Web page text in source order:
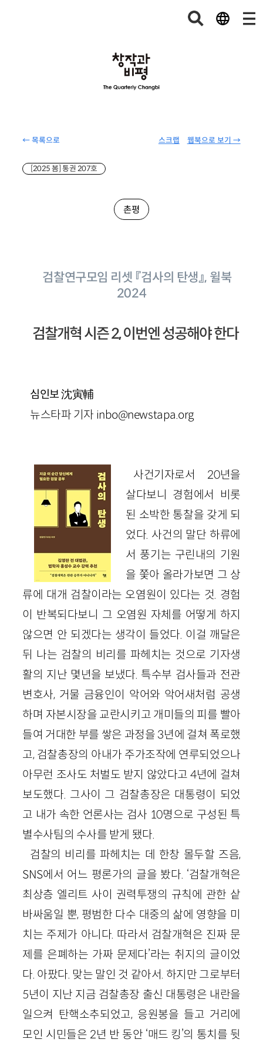
← 목록으로 웹북으로 보기 →
스크랩
[2025 봄] 통권 207호
촌평
검찰연구모임 리셋 『검사의 탄생』, 윌북
2024
검찰개혁 시즌 2, 이번엔 성공해야 한다
심인보沈寅輔
뉴스타파 기자 inbo@newstapa.org
사건기자로서 20년을
살다보니 경험에서 비롯
된 소박한 통찰을 갖게 되
었다. 사건의 말단 하류에
서 풍기는 구린내의 기원
을 쫓아 올라가보면 그 상
류에 대개 검찰이라는 오염원이 있다는 것. 경험
이 반복되다보니 그 오염원 자체를 어떻게 하지
않으면 안 되겠다는 생각이 들었다. 이걸 깨달은
뒤 나는 검찰의 비리를 파헤치는 것으로 기자생
활의 지난 몇년을 보냈다. 특수부 검사들과 전관
변호사, 거물 금융인이 악어와 악어새처럼 공생
하며 자본시장을 교란시키고 개미들의 피를 빨아
들여 거대한 부를 쌓은 과정을 3년에 걸쳐 폭로했
고, 검찰총장의 아내가 주가조작에 연루되었으나
아무런 조사도 처벌도 받지 않았다고 4년에 걸쳐
보도했다. 그사이 그 검찰총장은 대통령이 되었
고 내가 속한 언론사는 검사 10명으로 구성된 특
별수사팀의 수사를 받게 됐다.
검찰의 비리를 파헤치는 데 한창 몰두할 즈음,
SNS에서 어느 평론가의 글을 봤다. ‘검찰개혁은
최상층 엘리트 사이 권력투쟁의 규칙에 관한 샅
바싸움일 뿐, 평범한 다수 대중의 삶에 영향을 미
치는 주제가 아니다. 따라서 검찰개혁은 진짜 문
제를 은폐하는 가짜 문제다’라는 취지의 글이었
다. 아팠다. 맞는 말인 것 같아서. 하지만 그로부터
5년이 지난 지금 검찰총장 출신 대통령은 내란을
일으켜 탄핵소추되었고, 응원봉을 들고 거리에
모인 시민들은 2년 반 동안 ‘매드 킹’의 통치를 뒷